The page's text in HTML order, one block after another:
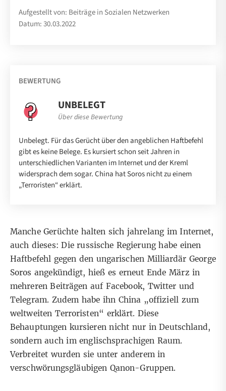
Aufgestellt von: Beiträge in Sozialen Netzwerken
Datum: 30.03.2022
BEWERTUNG
UNBELEGT
Über diese Bewertung
Unbelegt. Für das Gerücht über den angeblichen Haftbefehl
gibt es keine Belege. Es kursiert schon seit Jahren in
unterschiedlichen Varianten im Internet und der Kreml
widersprach dem sogar. China hat Soros nicht zu einem
„Terroristen“ erklärt.
Manche Gerüchte halten sich jahrelang im Internet,
auch dieses: Die russische Regierung habe einen
Haftbefehl gegen den ungarischen Milliardär George
Soros angekündigt, hieß es erneut Ende März in
mehreren Beiträgen auf Facebook, Twitter und
Telegram. Zudem habe ihn China „offiziell zum
weltweiten Terroristen“ erklärt. Diese
Behauptungen kursieren nicht nur in Deutschland,
sondern auch im englischsprachigen Raum.
Verbreitet wurden sie unter anderem in
verschwörungsgläubigen Qanon-Gruppen.